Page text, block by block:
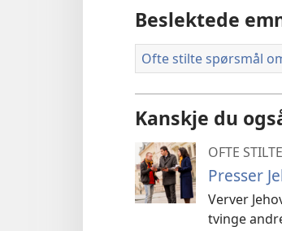
Beslektede
Ofte stilte spørsmål
Kanskje du
OFTE
Presser
Verver
tvinge